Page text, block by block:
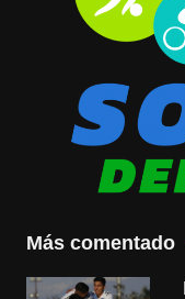
Más comentado